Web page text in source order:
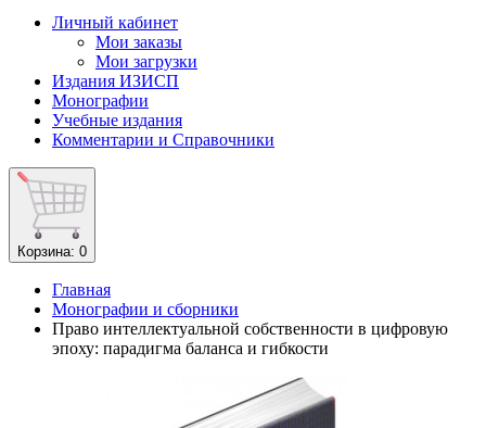
Личный кабинет
Мои заказы
Мои загрузки
Издания ИЗИСП
Монографии
Учебные издания
Комментарии и Справочники
Корзина: 0
Главная
Монографии и сборники
Право интеллектуальной собственности в цифровую
эпоху: парадигма баланса и гибкости